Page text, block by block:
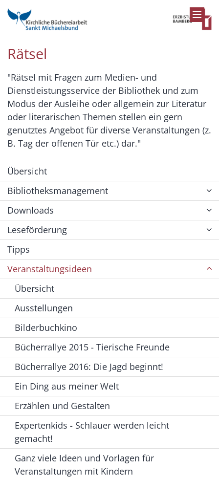
Zum Inhalt springen
Rätsel
"Rätsel mit Fragen zum Medien- und
Dienstleistungsservice der Bibliothek und zum
Modus der Ausleihe oder allgemein zur Literatur
oder literarischen Themen stellen ein gern
genutztes Angebot für diverse Veranstaltungen (z.
B. Tag der offenen Tür etc.) dar."
Übersicht
Bibliotheksmanagement
Downloads
Leseförderung
Tipps
Veranstaltungsideen
Übersicht
Ausstellungen
Bilderbuchkino
Bücherrallye 2015 - Tierische Freunde
Bücherrallye 2016: Die Jagd beginnt!
Ein Ding aus meiner Welt
Erzählen und Gestalten
Expertenkids - Schlauer werden leicht
gemacht!
Ganz viele Ideen und Vorlagen für
Veranstaltungen mit Kindern